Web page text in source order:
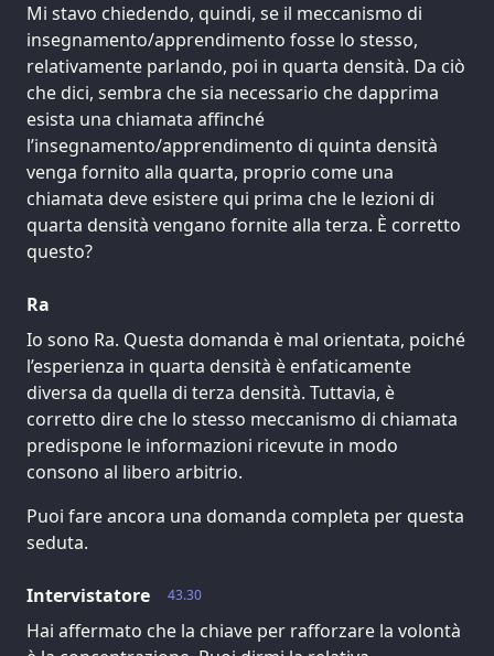
Mi stavo chiedendo, quindi, se il meccanismo di
insegnamento/apprendimento fosse lo stesso,
relativamente parlando, poi in quarta densità. Da ciò
che dici, sembra che sia necessario che dapprima
esista una chiamata affinché
l’insegnamento/apprendimento di quinta densità
venga fornito alla quarta, proprio come una
chiamata deve esistere qui prima che le lezioni di
quarta densità vengano fornite alla terza. È corretto
questo?
Ra
Io sono Ra. Questa domanda è mal orientata, poiché
l’esperienza in quarta densità è enfaticamente
diversa da quella di terza densità. Tuttavia, è
corretto dire che lo stesso meccanismo di chiamata
predispone le informazioni ricevute in modo
consono al libero arbitrio.
Puoi fare ancora una domanda completa per questa
seduta.
43.30
Intervistatore
Hai affermato che la chiave per rafforzare la volontà